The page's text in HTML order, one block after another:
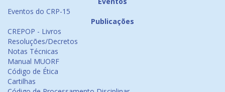
Eventos do CRP-15
Publicações
CREPOP - Livros
Resoluções/Decretos
Notas Técnicas
Manual MUORF
Código de Ética
Cartilhas